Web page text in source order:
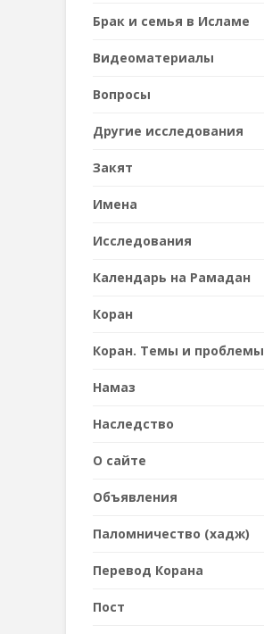
Брак и семья в Исламе
Видеоматериалы
Вопросы
Другие исследования
Закят
Имена
Исследования
Календарь на Рамадан
Коран
Коран. Темы и проблемы
Намаз
Наследствo
О сайте
Объявления
Паломничество (хадж)
Перевод Корана
Пост